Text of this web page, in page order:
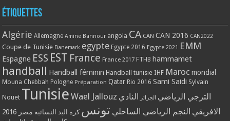
Étiquettes
Algérie Allemagne Amine Bannour angola CA CAN CAN 2016 CAN2022
Coupe de Tunisie Danemark egypte Egypte 2016 Egypte 2021 EMM
Espagne ESS EST France France 2017 FTHB hammamet
handball Handball féminin Handball tunisie IHF Maroc mondial
Mouna Chebbah Pologne Préparation Qatar Rio 2016 Sami Saidi Sylvain
Nouet Tunisie Wael Jallouz الترجي الرياضي الجزائر النادي
الافريقي النجم الرياضي الساحلي تونس كرة اليد النسائية مصر 2016